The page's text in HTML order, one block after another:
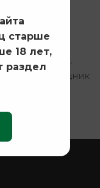
сплава
условиях.
помощник
старше
18 лет,
раздел